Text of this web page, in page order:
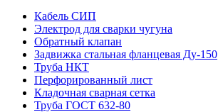
Кабель СИП
Электрод для сварки чугуна
Обратный клапан
Задвижка стальная фланцевая Ду-150
Труба НКТ
Перфорированный лист
Кладочная сварная сетка
Труба ГОСТ 632-80